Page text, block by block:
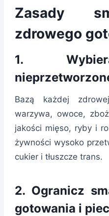
Zasady
zdrowego
1.
Bazą każdej
warzywa, owoce,
jakości mięso, ryby i
żywności wysoko
cukier i tłuszcze trans.
2. Ogranicz
gotowania i